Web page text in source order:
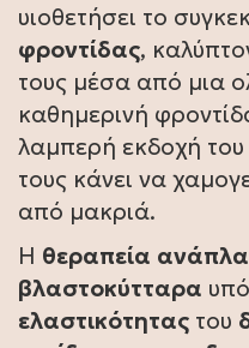
υιοθετήσει το
φροντίδας,
τους μέσα από μια
καθημερινή
λαμπερή εκδοχή του
τους κάνει να
από μακριά.
Η θεραπεία
βλαστοκύτταρα
ελαστικότητας του